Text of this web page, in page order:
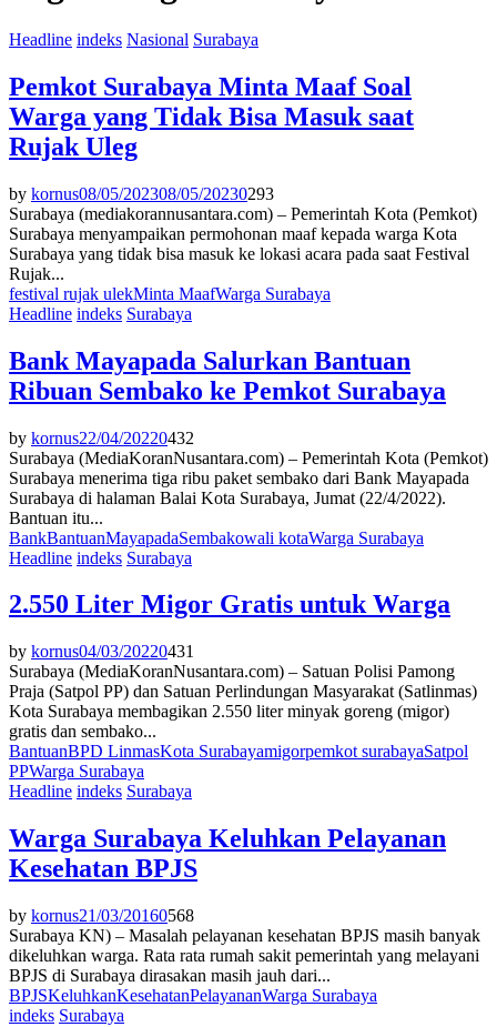
Headline indeks Nasional Surabaya
Pemkot Surabaya Minta Maaf Soal
Warga yang Tidak Bisa Masuk saat
Rujak Uleg
by kornus08/05/202308/05/20230293
Surabaya (mediakorannusantara.com) – Pemerintah Kota (Pemkot)
Surabaya menyampaikan permohonan maaf kepada warga Kota
Surabaya yang tidak bisa masuk ke lokasi acara pada saat Festival
Rujak...
festival rujak ulekMinta MaafWarga Surabaya
Headline indeks Surabaya
Bank Mayapada Salurkan Bantuan
Ribuan Sembako ke Pemkot Surabaya
by kornus22/04/20220432
Surabaya (MediaKoranNusantara.com) – Pemerintah Kota (Pemkot)
Surabaya menerima tiga ribu paket sembako dari Bank Mayapada
Surabaya di halaman Balai Kota Surabaya, Jumat (22/4/2022).
Bantuan itu...
BankBantuanMayapadaSembakowali kotaWarga Surabaya
Headline indeks Surabaya
2.550 Liter Migor Gratis untuk Warga
by kornus04/03/20220431
Surabaya (MediaKoranNusantara.com) – Satuan Polisi Pamong
Praja (Satpol PP) dan Satuan Perlindungan Masyarakat (Satlinmas)
Kota Surabaya membagikan 2.550 liter minyak goreng (migor)
gratis dan sembako...
BantuanBPD LinmasKota Surabayamigorpemkot surabayaSatpol
PPWarga Surabaya
Headline indeks Surabaya
Warga Surabaya Keluhkan Pelayanan
Kesehatan BPJS
by kornus21/03/20160568
Surabaya KN) – Masalah pelayanan kesehatan BPJS masih banyak
dikeluhkan warga. Rata rata rumah sakit pemerintah yang melayani
BPJS di Surabaya dirasakan masih jauh dari...
BPJSKeluhkanKesehatanPelayananWarga Surabaya
indeks Surabaya